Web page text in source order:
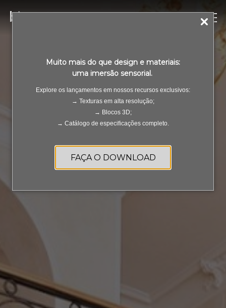
Muito mais do que design e materiais:
uma imersão sensorial.
Explore os lançamentos em nossos recursos exclusivos:
→ Texturas em alta resolução;
→ Blocos 3D;
→ Catálogo de especificações completo.
FAÇA O DOWNLOAD